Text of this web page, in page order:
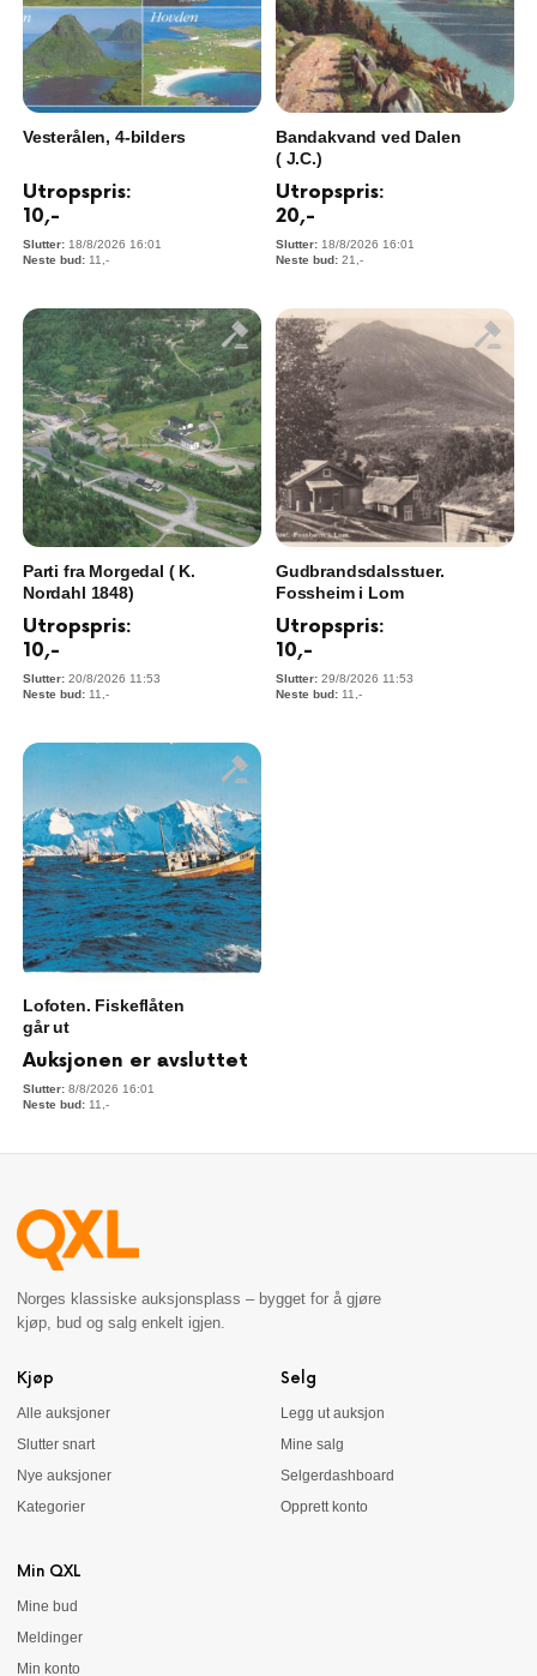
Vesterålen, 4-bilders
Utropspris:
10,-
18/8/2026 16:01
11 ,-
Bandakvand ved Dalen
( J.C.)
Utropspris:
20,-
18/8/2026 16:01
21 ,-
Parti fra Morgedal ( K.
Nordahl 1848)
Utropspris:
10,-
20/8/2026 11:53
11 ,-
Gudbrandsdalsstuer.
Fossheim i Lom
Utropspris:
10,-
29/8/2026 11:53
11 ,-
Lofoten. Fiskeflåten
går ut
Auksjonen er avsluttet
8/8/2026 16:01
11 ,-
Norges klassiske auksjonsplass – bygget for å gjøre
kjøp, bud og salg enkelt igjen.
Kjøp
Alle auksjoner
Slutter snart
Nye auksjoner
Kategorier
Selg
Legg ut auksjon
Mine salg
Selgerdashboard
Opprett konto
Min QXL
Mine bud
Meldinger
Min konto